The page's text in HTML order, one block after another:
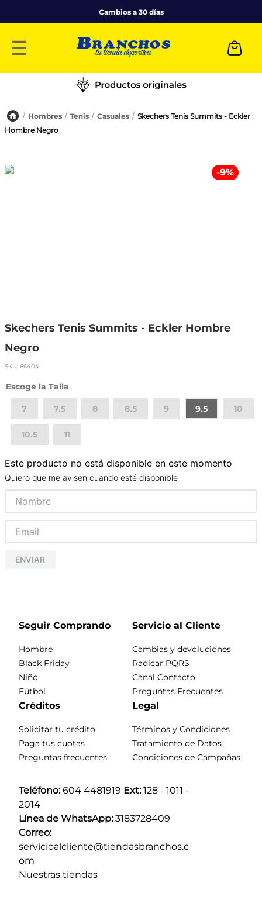
Cambios a 30 días
☰
Hombres Tenis Casuales
Skechers Tenis Summits - Eckler
Hombre Negro
-9%
Skechers Tenis Summits - Eckler Hombre
Negro
SKU: 66404
Talla
7 7.5 8 8.5 9 9.5 10
10.5 11
Este producto no está disponible en este momento
Quiero que me avisen cuando esté disponible
ENVIAR
Seguir Comprando
Hombre
Black Friday
Niño
Fútbol
Servicio al Cliente
Cambias y devoluciones
Radicar PQRS
Canal Contacto
Preguntas Frecuentes
Créditos
Solicitar tu crédito
Paga tus cuotas
Preguntas frecuentes
Legal
Términos y Condiciones
Tratamiento de Datos
Condiciones de Campañas
Teléfono: 604 4481919 Ext: 128 - 1011 -
2014
Línea de WhatsApp: 3183728409
Correo:
servicioalcliente@tiendasbranchos.c
om
Nuestras tiendas